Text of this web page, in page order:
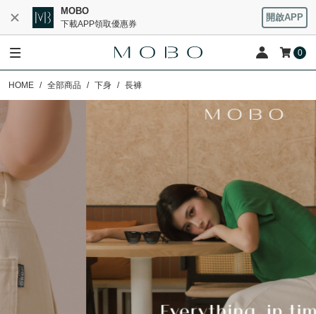
MOBO
下載APP領取優惠券
開啟APP
0
HOME 全部商品 下身 長褲